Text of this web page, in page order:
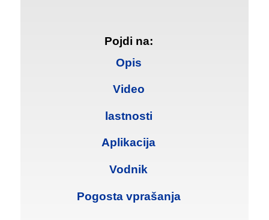
Pojdi na:
Opis
Video
lastnosti
Aplikacija
Vodnik
Pogosta vprašanja